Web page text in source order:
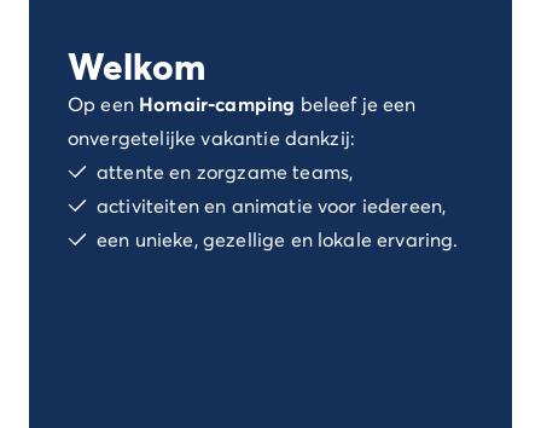
Camping Nederland
Camping Friesland
Camping Gelderland
Camping Arnhem
Camping Nijmegen
Camping Veluwe
Welkom
Op een Homair-camping beleef je een
onvergetelijke vakantie dankzij:
attente en zorgzame teams,
activiteiten en animatie voor iedereen,
een unieke, gezellige en lokale ervaring.